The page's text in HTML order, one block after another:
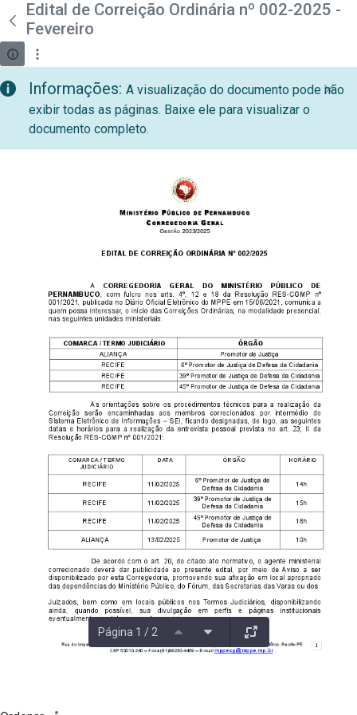
Pular para o Conteúdo principal
teste descricao
Edital de Correição Ordinária nº 002-2025 -
Fevereiro
Informações: A visualização do documento pode não
exibir todas as páginas. Baixe ele para visualizar o
documento completo.
Página 1 / 2